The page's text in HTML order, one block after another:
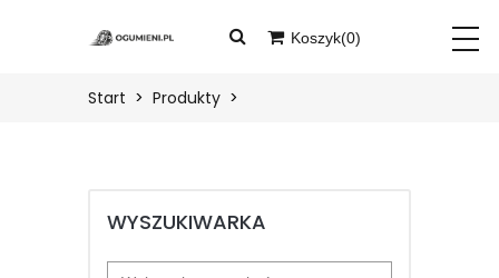
Koszyk(0)
Twój koszyk jest pusty
Start Produkty
WYSZUKIWARKA